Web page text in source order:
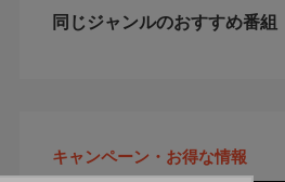
同じジャンルのおすすめ番組
キャンペーン・お得な情報